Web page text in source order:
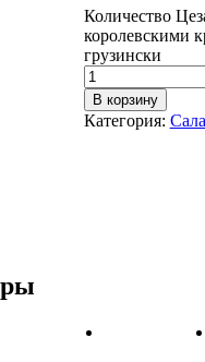
Количество
королевскими
грузински
В корзину
Категория: